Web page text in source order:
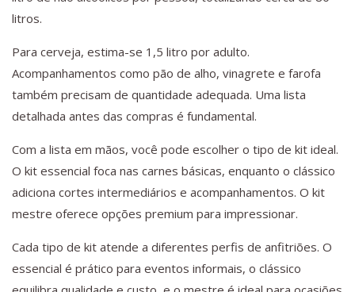
litros.
Para cerveja, estima-se 1,5 litro por adulto.
Acompanhamentos como pão de alho, vinagrete e farofa
também precisam de quantidade adequada. Uma lista
detalhada antes das compras é fundamental.
Com a lista em mãos, você pode escolher o tipo de kit ideal.
O kit essencial foca nas carnes básicas, enquanto o clássico
adiciona cortes intermediários e acompanhamentos. O kit
mestre oferece opções premium para impressionar.
Cada tipo de kit atende a diferentes perfis de anfitriões. O
essencial é prático para eventos informais, o clássico